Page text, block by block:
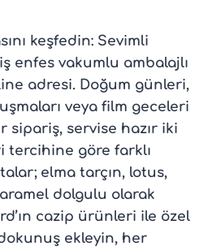
keşfedin: Sevimli
enfes vakumlu ambalajlı
adresi. Doğum günleri,
veya film geceleri
sipariş, servise hazır iki
göre farklı
elma tarçın, lotus,
dolgulu olarak
cazip ürünleri ile özel
ekleyin, her